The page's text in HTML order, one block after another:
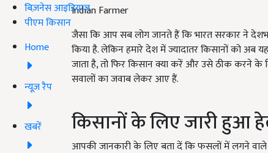
बिज़नेस आइडियाज
पीएम किसान
Home
न्यूज़ रैप
खबरें
Indian Farmer
जैसा कि आप सब लोग जानते हैं कि भारत सरकार ने
किया है. लेकिन हमारे देश में ज्यादातर किसानों को
जाता है, तो फिर किसान क्या करें और उसे ठीक करने
सवालों का जवाब लेकर आए हैं.
किसानों के लिए जारी हुआ
आपकी जानकारी के लिए बता दें कि फसलों में लगने वाले